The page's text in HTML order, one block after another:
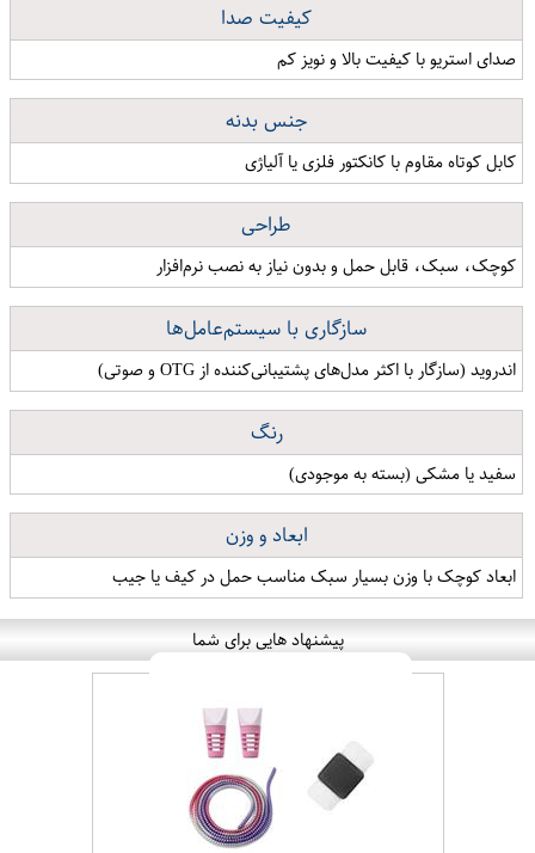
کیفیت صدا
صدای استریو با کیفیت بالا و نویز کم
جنس بدنه
کابل کوتاه مقاوم با کانکتور فلزی یا آلیاژی
طراحی
کوچک، سبک، قابل حمل و بدون نیاز به نصب نرم‌افزار
سازگاری با سیستم‌عامل‌ها
اندروید (سازگار با اکثر مدل‌های پشتیبانی‌کننده از OTG و صوتی)
رنگ
سفید یا مشکی (بسته به موجودی)
ابعاد و وزن
ابعاد کوچک با وزن بسیار سبک مناسب حمل در کیف یا جیب
پیشنهاد هایی برای شما